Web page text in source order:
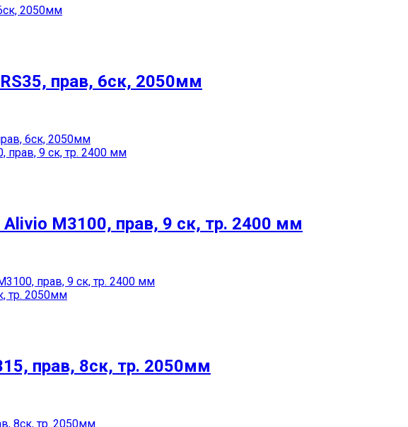
прав, 6ск, 2050мм
M3100, прав, 9 ск, тр. 2400 мм
прав, 8ск, тр. 2050мм